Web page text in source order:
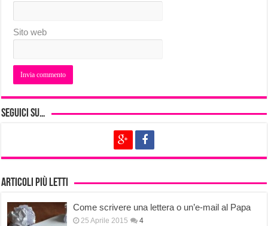
Sito web
Seguici su…
Articoli più letti
Come scrivere una lettera o un’e-mail al Papa
25 Aprile 2015 4